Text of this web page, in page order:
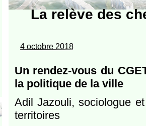
La relève des
4 octobre 2018
Un rendez-vous du
la politique de la ville
Adil Jazouli, sociologue
territoires